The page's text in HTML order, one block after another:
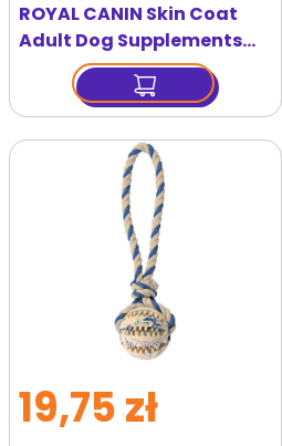
ROYAL CANIN Skin Coat
Adult Dog Supplements
240g suplement na
zdrowie skóry i sierści dla
dorosłych psów
19,75 zł